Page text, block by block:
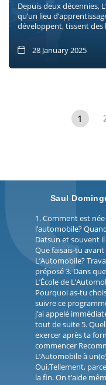
Depuis deux décennies,
qu’un lieu
développent, tissent des
28 January 2025
1
Saul
1. Comment est
l’automobile?
Datsun et souvent il
Que faisais-tu avant
L’Automobile?
préposé 3. Dans
L’École de
Pourquoi as-tu
suivre ce
j’ai appelé
tout de suite 5.
exercer après ta
commencer
L’Automobile à
Oui.Tellement,
la fin. On t’aide